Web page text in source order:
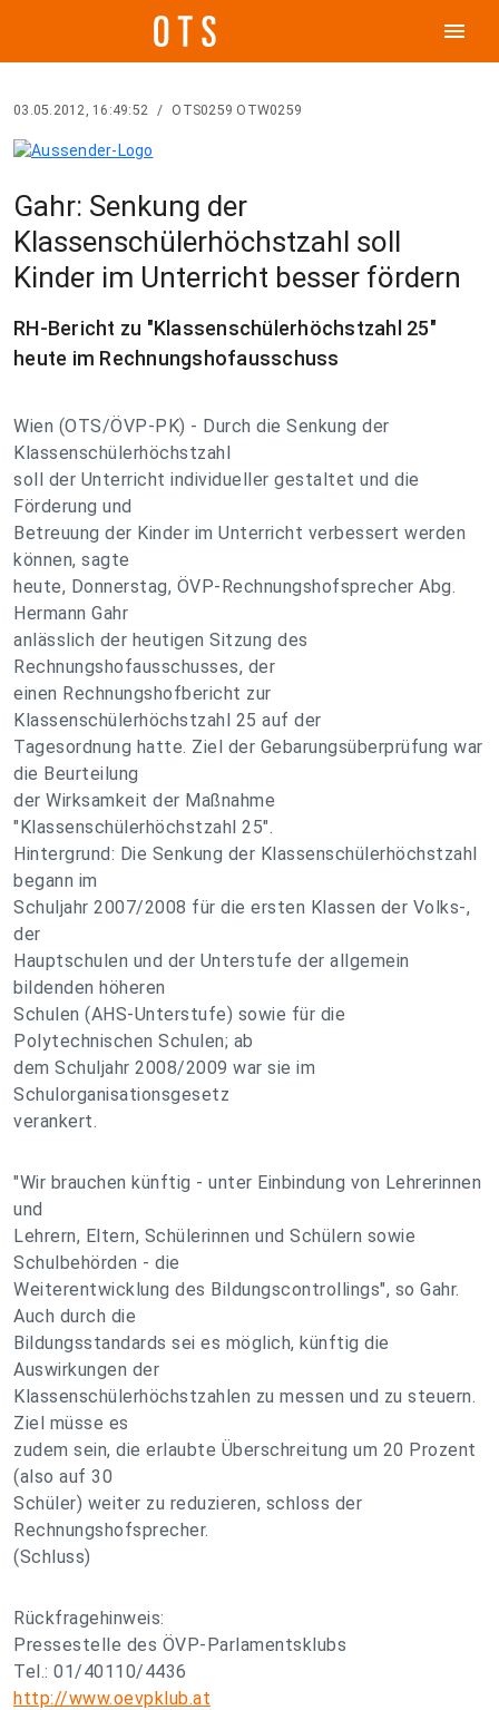
menu
03.05.2012, 16:49:52 / OTS0259 OTW0259
Gahr: Senkung der
Klassenschülerhöchstzahl soll
Kinder im Unterricht besser fördern
RH-Bericht zu "Klassenschülerhöchstzahl 25"
heute im Rechnungshofausschuss
Wien (OTS/ÖVP-PK) - Durch die Senkung der
Klassenschülerhöchstzahl
soll der Unterricht individueller gestaltet und die
Förderung und
Betreuung der Kinder im Unterricht verbessert werden
können, sagte
heute, Donnerstag, ÖVP-Rechnungshofsprecher Abg.
Hermann Gahr
anlässlich der heutigen Sitzung des
Rechnungshofausschusses, der
einen Rechnungshofbericht zur
Klassenschülerhöchstzahl 25 auf der
Tagesordnung hatte. Ziel der Gebarungsüberprüfung war
die Beurteilung
der Wirksamkeit der Maßnahme
"Klassenschülerhöchstzahl 25".
Hintergrund: Die Senkung der Klassenschülerhöchstzahl
begann im
Schuljahr 2007/2008 für die ersten Klassen der Volks-,
der
Hauptschulen und der Unterstufe der allgemein
bildenden höheren
Schulen (AHS-Unterstufe) sowie für die
Polytechnischen Schulen; ab
dem Schuljahr 2008/2009 war sie im
Schulorganisationsgesetz
verankert.
"Wir brauchen künftig - unter Einbindung von Lehrerinnen
und
Lehrern, Eltern, Schülerinnen und Schülern sowie
Schulbehörden - die
Weiterentwicklung des Bildungscontrollings", so Gahr.
Auch durch die
Bildungsstandards sei es möglich, künftig die
Auswirkungen der
Klassenschülerhöchstzahlen zu messen und zu steuern.
Ziel müsse es
zudem sein, die erlaubte Überschreitung um 20 Prozent
(also auf 30
Schüler) weiter zu reduzieren, schloss der
Rechnungshofsprecher.
(Schluss)
Rückfragehinweis:
Pressestelle des ÖVP-Parlamentsklubs
Tel.: 01/40110/4436
http://www.oevpklub.at